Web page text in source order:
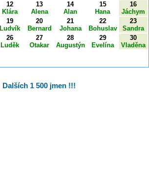
12
Klára
13
Alena
14
Alan
15
Hana
16
Jáchym
19
Ludvík
20
Bernard
21
Johana
22
Bohuslav
23
Sandra
26
Luděk
27
Otakar
28
Augustýn
29
Evelína
30
Vladěna
Dalších 1 500 jmen !!!